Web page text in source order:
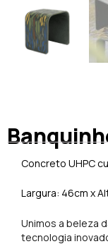
Concreto UHPC
Largura: 46cm x
Unimos a beleza
tecnologia